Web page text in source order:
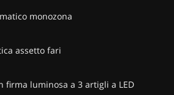
monozona
assetto fari
firma luminosa a 3 artigli a LED